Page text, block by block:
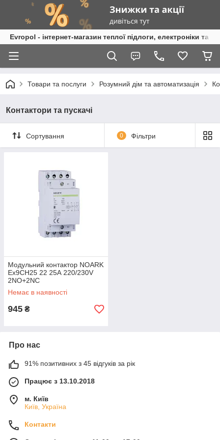
Evropol - інтернет-магазин теплої підлоги, електроніки та
Товари та послуги Розумний дім та автоматизація
Контактори та пускачі
Сортування 0 Фільтри
Модульний контактор NOARK
Ex9CH25 22 25А 220/230V
2NO+2NC
Немає в наявності
945 ₴
Про нас
91% позитивних з 45 відгуків за рік
Працює з 13.10.2018
м. Київ
Київ, Україна
Контакти